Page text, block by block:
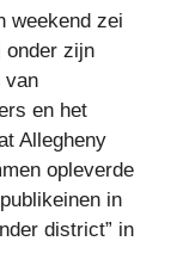
weekend zei
onder zijn
van
en het
Allegheny
opleverde
in
district” in